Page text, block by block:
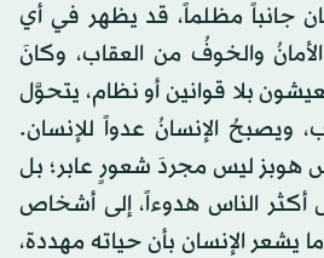
جانباً مظلماً، قد يظهر في أي
والخوفُ من العقاب، وكانَ
بلا قوانين أو نظام، يتحوَّل
ويصبحُ الإنسانُ عدواً للإنسان.
هوبز ليس مجردَ شعورٍ عابر؛ بل
أكثر الناس هدوءاً، إلى أشخاص
يشعر الإنسان بأن حياته مهددة،